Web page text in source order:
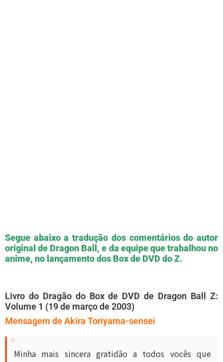
Segue abaixo a tradução dos comentários do autor
original de Dragon Ball, e da equipe que trabalhou no
anime, no lançamento dos Box de DVD do Z.
Livro do Dragão do Box de DVD de Dragon Ball Z:
Volume 1 (19 de março de 2003)
Mensagem de Akira Toriyama-sensei
Minha mais sincera gratidão a todos vocês que